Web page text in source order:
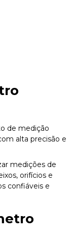
de medição
alta precisão e
medições de
orifícios e
confiáveis e